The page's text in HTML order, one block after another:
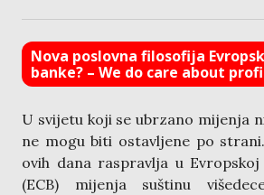
Nova poslovna filosofija
banke? – We do care about
U svijetu koji se ubrzano mijenja
ne mogu biti ostavljene po
ovih dana raspravlja u
(ECB) mijenja suštinu